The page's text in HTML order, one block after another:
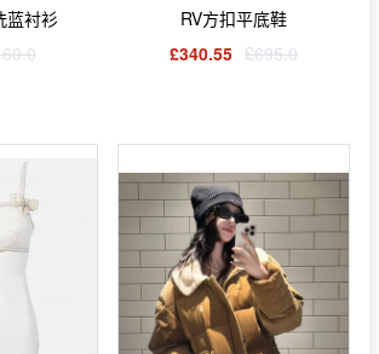
蓝衬衫
RV方扣平底鞋
£340.55 £695.0